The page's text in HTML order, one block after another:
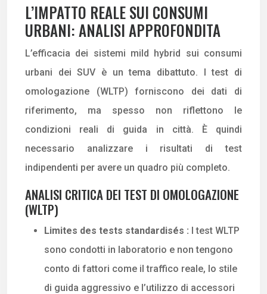
L’IMPATTO REALE SUI CONSUMI
URBANI: ANALISI APPROFONDITA
L’efficacia dei sistemi mild hybrid sui consumi
urbani dei SUV è un tema dibattuto. I test di
omologazione (WLTP) forniscono dei dati di
riferimento, ma spesso non riflettono le
condizioni reali di guida in città. È quindi
necessario analizzare i risultati di test
indipendenti per avere un quadro più completo.
ANALISI CRITICA DEI TEST DI OMOLOGAZIONE
(WLTP)
Limites des tests standardisés : I test WLTP
sono condotti in laboratorio e non tengono
conto di fattori come il traffico reale, lo stile
di guida aggressivo e l’utilizzo di accessori